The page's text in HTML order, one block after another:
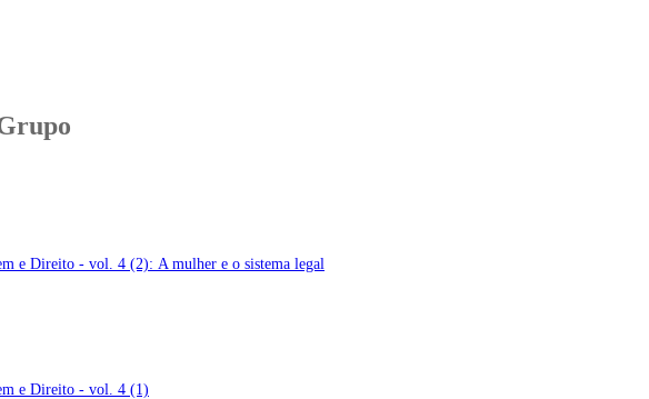
e Direito - vol. 4 (2): A mulher e o sistema legal
e Direito - vol. 4 (1)